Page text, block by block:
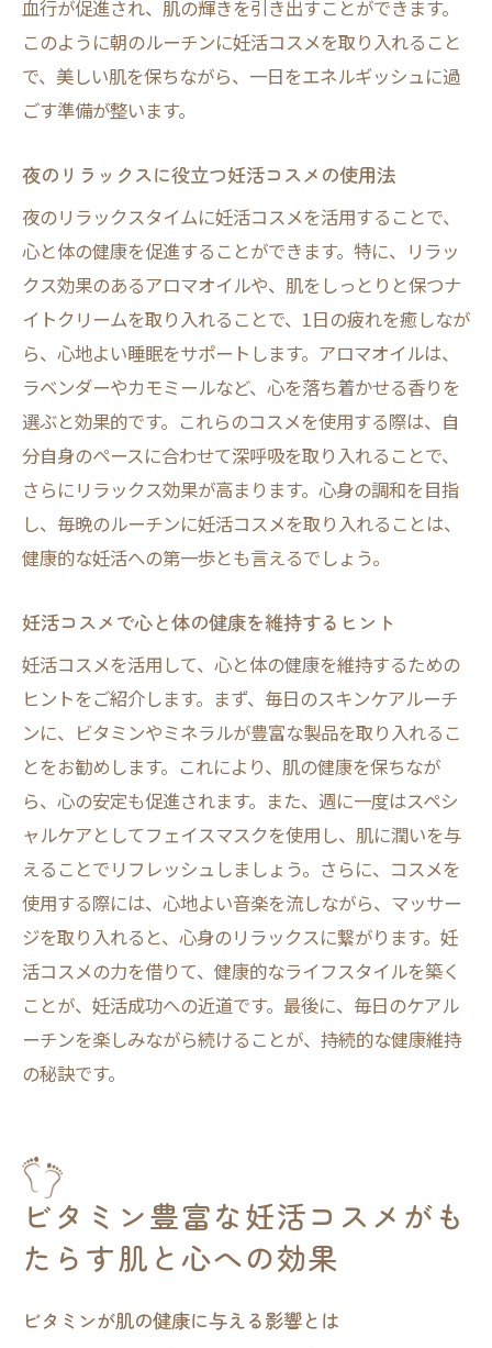
肌の健康は心の健康妊活コスメで叶える調和の
美
妊活コスメがもたらす肌と心の調和
心身の健康を保つためのスキンケア法
調和の美を実現するためのコスメ選び
妊活コスメで肌の健康を保つヒント
心の健康をサポートする妊活コスメの選定
肌と心の両方にアプローチするスキンケア
心に寄り添う妊活コスメの魅力日常生活で心身
を支える方法
妊活コスメが心を支える理由
心身を支えるための日常的なコスメ活用法
日常生活で妊活コスメを効果的に使う方法
心に寄り添う妊活コスメの選び方
妊活コスメで心を癒すリラクゼーションテ
妊活コスメがもたらす心身の変化を実感す
る
血行が促進され、肌の輝きを引き出すことができます。
このように朝のルーチンに妊活コスメを取り入れること
で、美しい肌を保ちながら、一日をエネルギッシュに過
ごす準備が整います。
夜のリラックスに役立つ妊活コスメの使用法
夜のリラックスタイムに妊活コスメを活用することで、
心と体の健康を促進することができます。特に、リラッ
クス効果のあるアロマオイルや、肌をしっとりと保つナ
イトクリームを取り入れることで、1日の疲れを癒しなが
ら、心地よい睡眠をサポートします。アロマオイルは、
ラベンダーやカモミールなど、心を落ち着かせる香りを
選ぶと効果的です。これらのコスメを使用する際は、自
分自身のペースに合わせて深呼吸を取り入れることで、
さらにリラックス効果が高まります。心身の調和を目指
し、毎晩のルーチンに妊活コスメを取り入れることは、
健康的な妊活への第一歩とも言えるでしょう。
妊活コスメで心と体の健康を維持するヒント
妊活コスメを活用して、心と体の健康を維持するための
ヒントをご紹介します。まず、毎日のスキンケアルーチ
ンに、ビタミンやミネラルが豊富な製品を取り入れるこ
とをお勧めします。これにより、肌の健康を保ちなが
ら、心の安定も促進されます。また、週に一度はスペシ
ャルケアとしてフェイスマスクを使用し、肌に潤いを与
えることでリフレッシュしましょう。さらに、コスメを
使用する際には、心地よい音楽を流しながら、マッサー
ジを取り入れると、心身のリラックスに繋がります。妊
活コスメの力を借りて、健康的なライフスタイルを築く
ことが、妊活成功への近道です。最後に、毎日のケアル
ーチンを楽しみながら続けることが、持続的な健康維持
の秘訣です。
ビタミン豊富な妊活コスメがも
たらす肌と心への効果
ビタミンが肌の健康に与える影響とは